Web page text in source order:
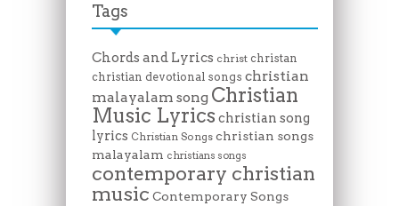
Tags
Chords and Lyrics christ christan
christian devotional songs christian
malayalam song Christian
Music Lyrics christian song
lyrics Christian Songs christian songs
malayalam christians songs
contemporary christian
music Contemporary Songs